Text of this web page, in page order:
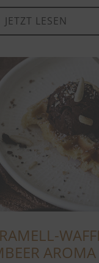
JETZT LESEN
AROMA